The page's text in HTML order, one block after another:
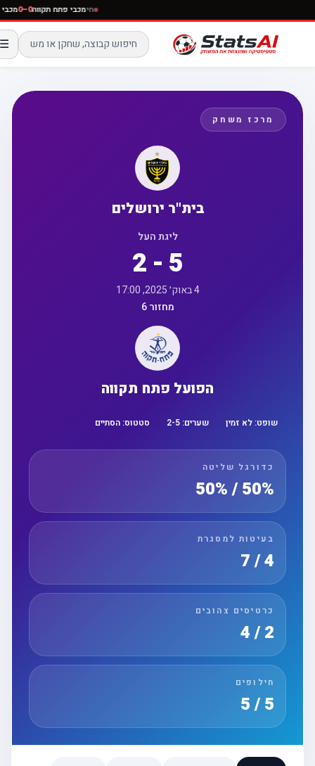
חימכבי פתח תקווה0–0
☰
מרכז משחק
בית"ר ירושלים
ליגת העל
2 - 5
מחזור 6
הפועל פתח תקווה
שופט:לא זמין שערים: 2 -5 סטטוס:הסתיים
כדורגל שליטה
50% / 50%
בעיטות למסגרת
כרטיסים צהובים
חילופים